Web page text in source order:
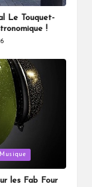
Le Touquet-
!
Musique
les Fab Four